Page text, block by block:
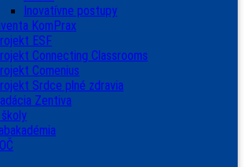
Inovatívne postupy
KomPrax
ESF
Connecting Classrooms
Comenius
Srdce plné zdravia
Zentiva